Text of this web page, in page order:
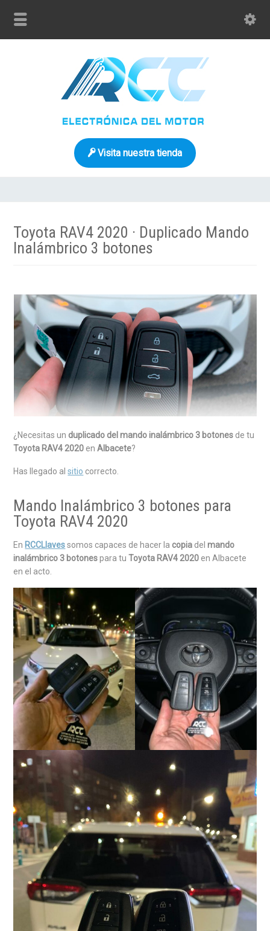
Visita nuestra tienda
Toyota RAV4 2020 · Duplicado Mando
Inalámbrico 3 botones
¿Necesitas un duplicado del mando inalámbrico 3 botones de tu
Toyota RAV4 2020 enAlbacete?
Has llegado alsitio correcto.
Mando Inalámbrico 3 botones para
Toyota RAV4 2020
En RCCLlavessomos capaces de hacer la copia delmando
inalámbrico 3 botonespara tuToyota RAV4 2020 en Albacete
en el acto.